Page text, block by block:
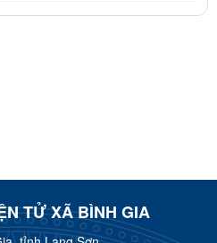
TỬ XÃ BÌNH GIA